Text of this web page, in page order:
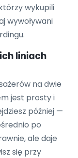
wykupili
wywoływani
liniach
na dwie
jest prosty i
później —
po
ale daje
się przy